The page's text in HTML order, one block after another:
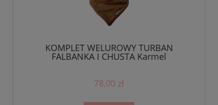
KOMPLET WELUROWY TURBAN
FALBANKA I CHUSTA Karmel
78,00 zł